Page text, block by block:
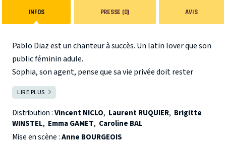
INFOS PRESSE (0) AVIS
Pablo Diaz est un chanteur à succès. Un latin lover que son
public féminin adule.
Sophia, son agent, pense que sa vie privée doit rester
privée. La presse people risque de tout faire chavirer.
LIRE PLUS
Distribution :Vincent NICLO, Laurent RUQUIER, Brigitte
WINSTEL, Emma GAMET, Caroline BAL
Mise en scène :Anne BOURGEOIS